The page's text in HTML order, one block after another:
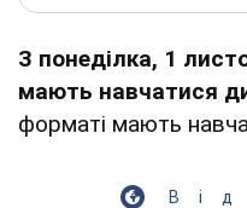
З понеділка, 1
мають навчатися
форматі мають